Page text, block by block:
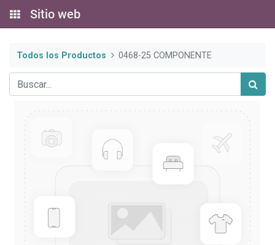
Sitio web
Todos los Productos 0468-25 COMPONENTE